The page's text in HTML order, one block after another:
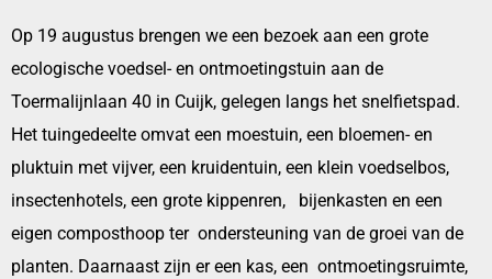
Op 19 augustus brengen we een bezoek aan een grote
ecologische voedsel- en ontmoetingstuin aan de
Toermalijnlaan 40 in Cuijk, gelegen langs het snelfietspad.
Het tuingedeelte omvat een moestuin, een bloemen- en
pluktuin met vijver, een kruidentuin, een klein voedselbos,
insectenhotels, een grote kippenren, bijenkasten en een
eigen composthoop ter ondersteuning van de groei van de
planten. Daarnaast zijn er een kas, een ontmoetingsruimte,